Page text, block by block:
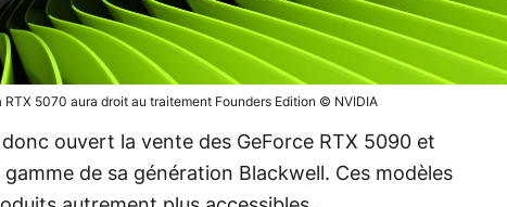
RTX 5070 aura droit au traitement Founders Edition © NVIDIA
ouvert la vente des GeForce RTX 5090 et
de sa génération Blackwell. Ces modèles